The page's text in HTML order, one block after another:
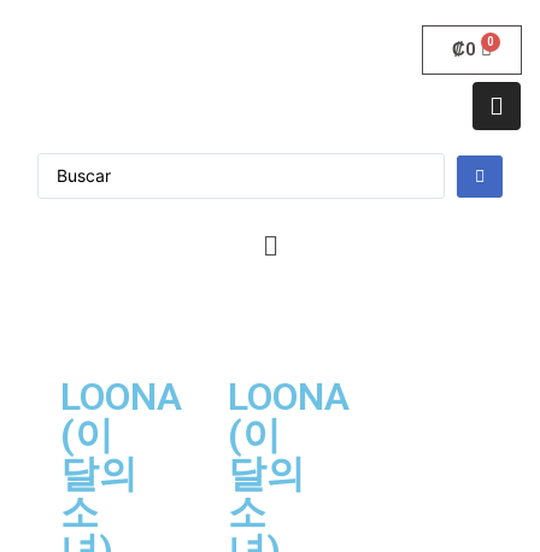
₡0
LOONA
(이
달의
소
LOONA
(이
달의
소